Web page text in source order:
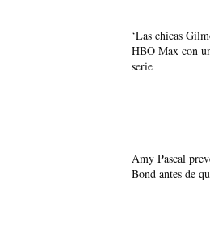
‘Las chicas
HBO Max con
serie
Amy Pascal
Bond antes de